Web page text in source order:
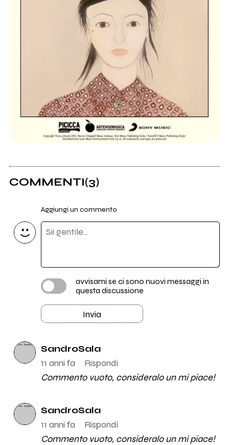
COMMENTI(3)
Aggiungi un commento
avvisami se ci sono nuovi messaggi in
questa discussione
Invia
SandroSala
11 anni fa
Rispondi
Commento vuoto, consideralo un mi piace!
SandroSala
11 anni fa
Rispondi
Commento vuoto, consideralo un mi piace!